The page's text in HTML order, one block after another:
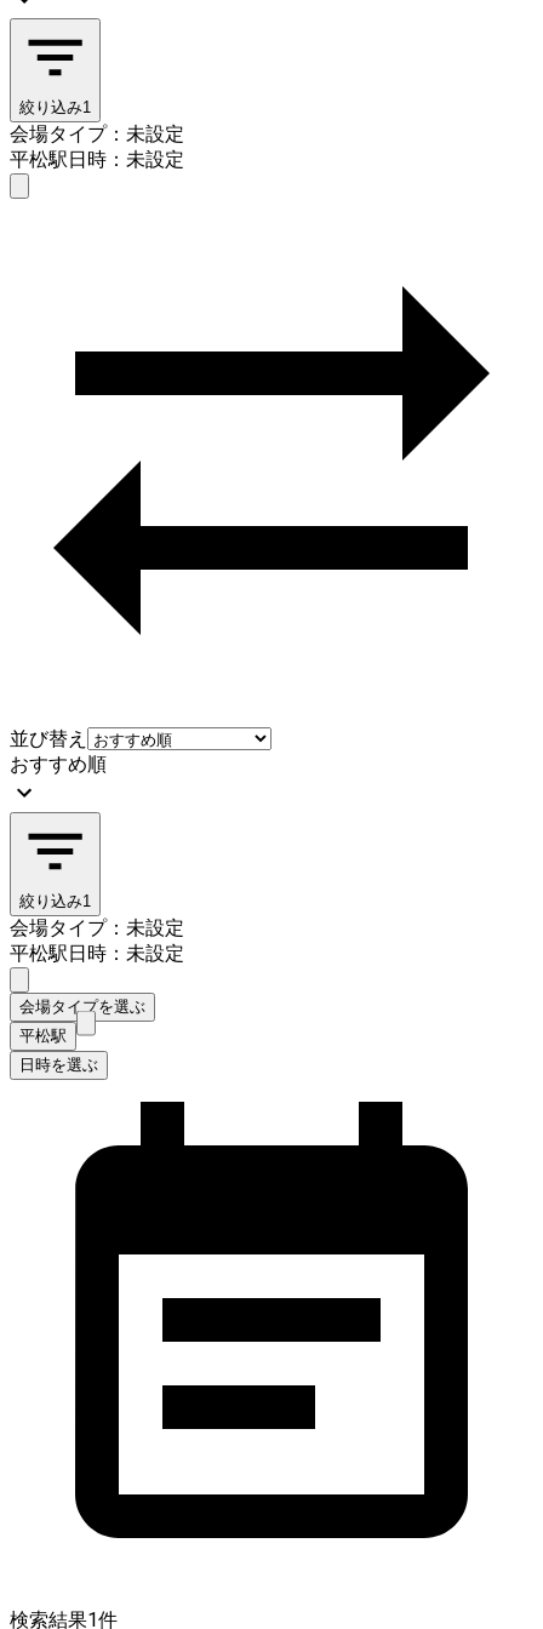
絞り込み1
会場タイプ：未設定
平松駅日時：未設定
並び替え
おすすめ順
絞り込み1
会場タイプ：未設定
平松駅日時：未設定
会場タイプを選ぶ
平松駅
日時を選ぶ
検索結果1件